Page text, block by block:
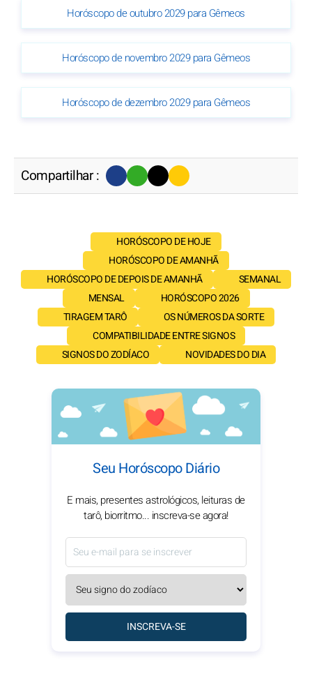
Horóscopo de outubro 2029 para Gêmeos
Horóscopo de novembro 2029 para Gêmeos
Horóscopo de dezembro 2029 para Gêmeos
Compartilhar :
HORÓSCOPO DE HOJE
HORÓSCOPO DE AMANHÃ
HORÓSCOPO DE DEPOIS DE AMANHÃ
SEMANAL
MENSAL
HORÓSCOPO 2026
TIRAGEM TARÔ
OS NÚMEROS DA SORTE
COMPATIBILIDADE ENTRE SIGNOS
SIGNOS DO ZODÍACO
NOVIDADES DO DIA
Seu Horóscopo Diário
E mais, presentes astrológicos, leituras de
tarô, biorritmo... inscreva-se agora!
INSCREVA-SE